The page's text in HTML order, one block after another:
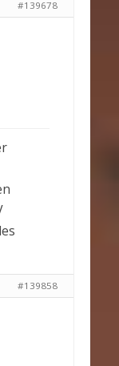
#139678
#139858